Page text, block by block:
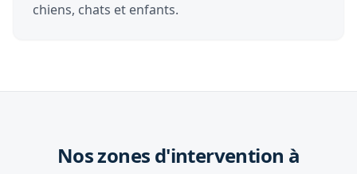
chiens, chats et enfants.
Nos zones d'intervention à